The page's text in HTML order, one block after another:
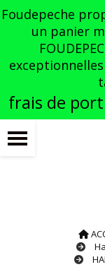
Foudepeche
un panier
frais de